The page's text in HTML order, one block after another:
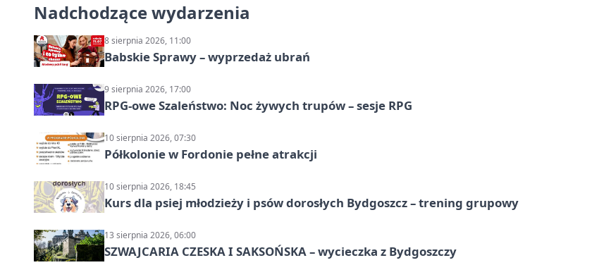
Nadchodzące wydarzenia
8 sierpnia 2026, 11:00
Babskie Sprawy – wyprzedaż ubrań
9 sierpnia 2026, 17:00
RPG-owe Szaleństwo: Noc żywych trupów – sesje RPG
10 sierpnia 2026, 07:30
Półkolonie w Fordonie pełne atrakcji
10 sierpnia 2026, 18:45
Kurs dla psiej młodzieży i psów dorosłych Bydgoszcz – trening grupowy
13 sierpnia 2026, 06:00
SZWAJCARIA CZESKA I SAKSOŃSKA – wycieczka z Bydgoszczy